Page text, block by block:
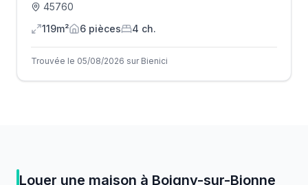
45760
119m²
6 pièces 4 ch.
Trouvée le 05/08/2026 sur Bienici
Louer une maison à Boigny-sur-Bionne